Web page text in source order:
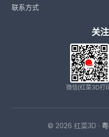
联系方式
关
微信(红菜3D打
© 2026 红菜3D ·